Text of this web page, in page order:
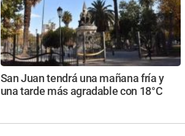
San Juan tendrá una mañana fría y
una tarde más agradable con 18°C